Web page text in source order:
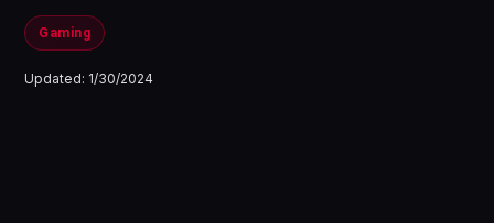
Gaming
Updated: 1/30/2024